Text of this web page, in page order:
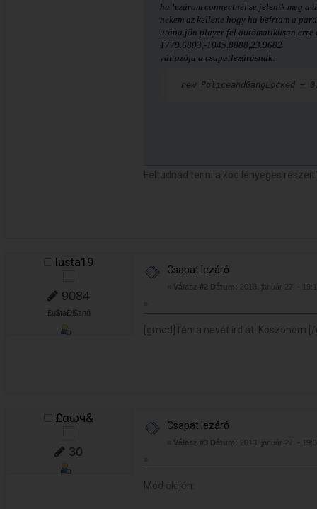
ha lezárom connectnél se jelenik meg
nekem az kellene hogy ha beírtam a
utána jön player fel autómatikusan erre
1779.6803,-1045.8888,23.9682
változója a csapatlezárásnak:
new PoliceandGangLocked =
Feltudnád tenni a kód lényeges
lusta19
9084
£u$taÐi$znó
Csapat lezáró
« Válasz #2 Dátum:
2013. január 27. -
»
[gmod]Téma nevét írd át. Köszönöm
£αωч&
30
Csapat lezáró
« Válasz #3 Dátum:
2013. január 27. -
»
Mód elején: